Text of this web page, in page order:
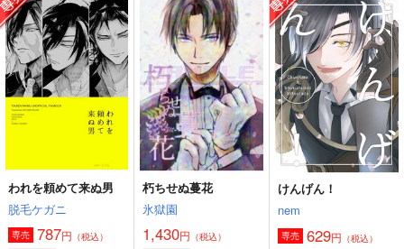
hectic picnic
へび屋さん
330 円（税込）
伯仲燦然ドリル
上月屋
350円（税込）
日本刀を買いに。こっ
てり版
上月屋
すこしふしぎ本丸訪問
譚 幾十度 幽霊屋敷
RTA
蛇瓜
1,000 円（税込）
刀剣乱舞
同田貫正国
男審神者
カート
蛇瓜再録集 弐 春夏
秋冬さにわめし
蛇瓜
1,858円（税込）
刀剣乱舞
オールキャラ
男審神者
サンプル
カート
われを頼めて来ぬ男
脱毛ケガニ
専売 787円 （税込）
朽ちせぬ蔓花
氷獄園
1,430円 （税込）
けんげん！
nem
専売 629円 （税込）